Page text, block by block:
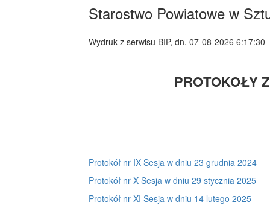
Starostwo Powiatowe w
Wydruk z serwisu BIP, dn. 07-08-2026 6:17:30
PROTOKOŁY
Protokół nr IX Sesja w dniu 23 grudnia 2024
Protokół nr X Sesja w dniu 29 stycznia 2025
Protokół nr XI Sesja w dniu 14 lutego 2025